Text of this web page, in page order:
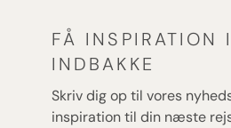
FÅ INSPIRATION
INDBAKKE
Skriv dig op til vores
inspiration til din næste